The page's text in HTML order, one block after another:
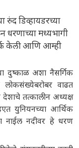
रुंद डिव्हायडरच्या
धरणाच्या मध्यभागी
केली आणि आम्ही
दुष्काळ अशा नैसर्गिक
वाढत
देशाचे तत्कालीन अध्यक्ष
युनियनच्या आर्थिक
नाईल नदीवर हे धरण